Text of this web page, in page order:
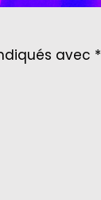
avec *